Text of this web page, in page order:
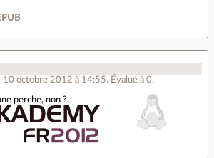
10 octobre 2012 à 14:55. Évalué à 0.
perche, non ?